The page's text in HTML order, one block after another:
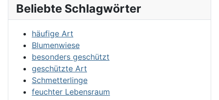
Beliebte Schlagwörter
häufige Art
Blumenwiese
besonders geschützt
geschützte Art
Schmetterlinge
feuchter Lebensraum